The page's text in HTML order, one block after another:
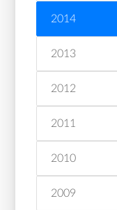
2014
2013
2012
2011
2010
2009